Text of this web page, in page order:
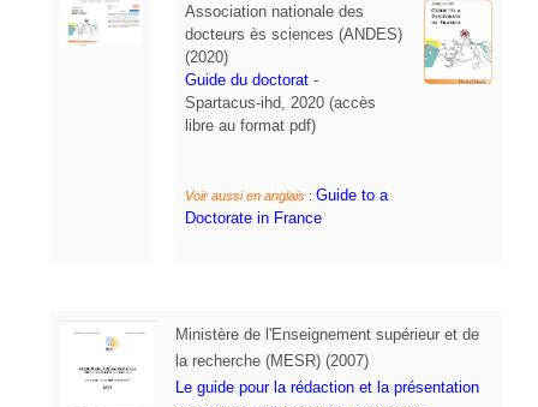
Association nationale des
docteurs ès sciences (ANDES)
(2020)
Guide du doctorat -
Spartacus-ihd 2020 (accès
libre au format pdf)
Voir aussi en anglais : Guide to a
Doctorate in France
Ministère de l'Enseignement supérieur et de
la recherche (MESR) (2007)
Le guide pour la rédaction et la présentation